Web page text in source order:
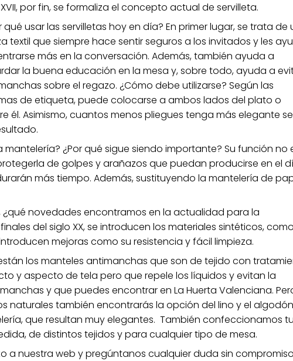
por fin, se formaliza el concepto actual de servilleta.
qué usar las servilletas hoy en día? En primer lugar, se trata de
textil que siempre hace sentir seguros a los invitados y les
más en la conversación. Además, también ayuda a
la buena educación en la mesa y, sobre todo, ayuda a
sobre el regazo. ¿Cómo debe utilizarse? Según las
de etiqueta, puede colocarse a ambos lados del plato o
él. Asimismo, cuantos menos pliegues tenga más elegante
mantelería? ¿Por qué sigue siendo importante? Su función no
de golpes y arañazos que puedan producirse en el
más tiempo. Además, sustituyendo la mantelería de
¿qué novedades encontramos en la actualidad para la
del siglo XX, se introducen los materiales sintéticos,
mejoras como su resistencia y fácil limpieza.
los manteles antimanchas que son de tejido con
y aspecto de tela pero que repele los líquidos y evitan la
y que puedes encontrar en La Huerta Valenciana.
naturales también encontrarás la opción del lino y el algodón
que resultan muy elegantes. También confeccionamos
de distintos tejidos y para cualquier tipo de mesa.
a nuestra web y pregúntanos cualquier duda sin